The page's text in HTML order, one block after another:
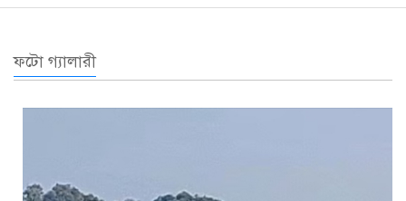
ফটো গ্যালারী